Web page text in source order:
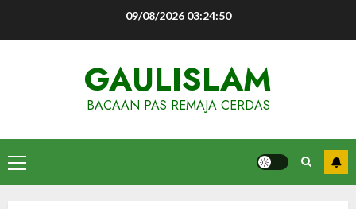
09/08/2026 03:24:50
GAULISLAM
BACAAN PAS REMAJA CERDAS
Primary
Menu